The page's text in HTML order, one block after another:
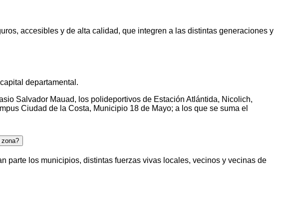
accesibles y de alta calidad, que integren a las distintas generaciones y
departamental.
Salvador Mauad, los polideportivos de Estación Atlántida, Nicolich,
Ciudad de la Costa, Municipio 18 de Mayo; a los que se suma el
parte los municipios, distintas fuerzas vivas locales, vecinos y vecinas de